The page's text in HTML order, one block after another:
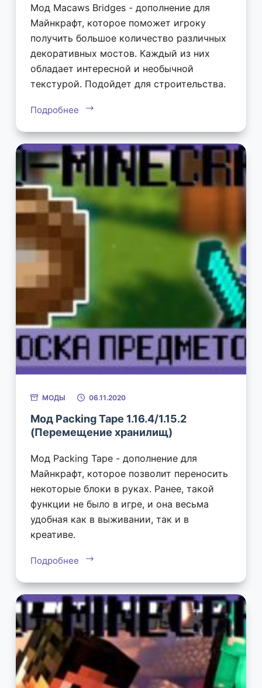
Мод Macaws Bridges - дополнение для
Майнкрафт, которое поможет игроку
получить большое количество различных
декоративных мостов. Каждый из них
обладает интересной и необычной
текстурой. Подойдет для строительства.
Подробнее
МОДЫ 06.11.2020
Мод Packing Tape 1.16.4/1.15.2
(Перемещение хранилищ)
Мод Packing Tape - дополнение для
Майнкрафт, которое позволит переносить
некоторые блоки в руках. Ранее, такой
функции не было в игре, и она весьма
удобная как в выживании, так и в
креативе.
Подробнее